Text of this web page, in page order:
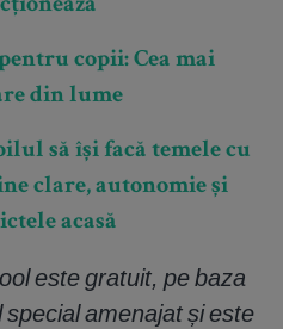
copii: Cea mai
din lume
să își facă temele cu
clare, autonomie și
acasă
este gratuit, pe baza
amenajat și este